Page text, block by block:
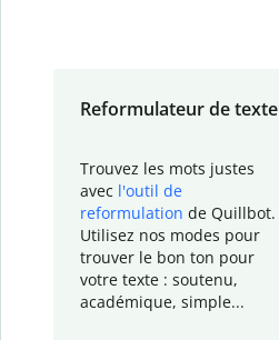
Reformulateur de texte
Trouvez les mots justes
avec l'outil de
reformulation de Quillbot.
Utilisez nos modes pour
trouver le bon ton pour
votre texte : soutenu,
académique, simple...